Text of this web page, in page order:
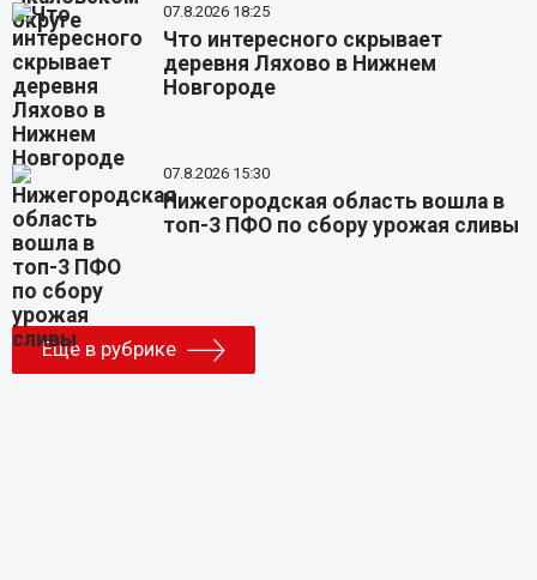
07.8.2026 18:25
Что интересного скрывает
деревня Ляхово в Нижнем
Новгороде
07.8.2026 15:30
Нижегородская область вошла в
топ-3 ПФО по сбору урожая сливы
Еще в рубрике